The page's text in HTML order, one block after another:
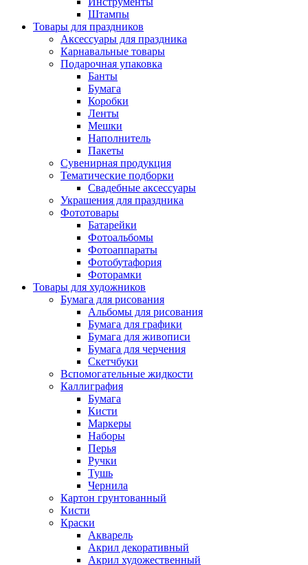
Штампы
Товары для праздников
Аксессуары для праздника
Карнавальные товары
Подарочная упаковка
Банты
Бумага
Коробки
Ленты
Мешки
Наполнитель
Пакеты
Сувенирная продукция
Тематические подборки
Свадебные аксессуары
Украшения для праздника
Фототовары
Батарейки
Фотоальбомы
Фотоаппараты
Фотобутафория
Фоторамки
Товары для художников
Бумага для рисования
Альбомы для рисования
Бумага для графики
Бумага для живописи
Бумага для черчения
Скетчбуки
Вспомогательные жидкости
Каллиграфия
Бумага
Кисти
Маркеры
Наборы
Перья
Ручки
Тушь
Чернила
Картон грунтованный
Кисти
Краски
Акварель
Акрил декоративный
Акрил художественный